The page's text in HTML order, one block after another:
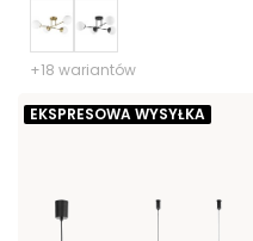
+18 wariantów
EKSPRESOWA WYSYŁKA